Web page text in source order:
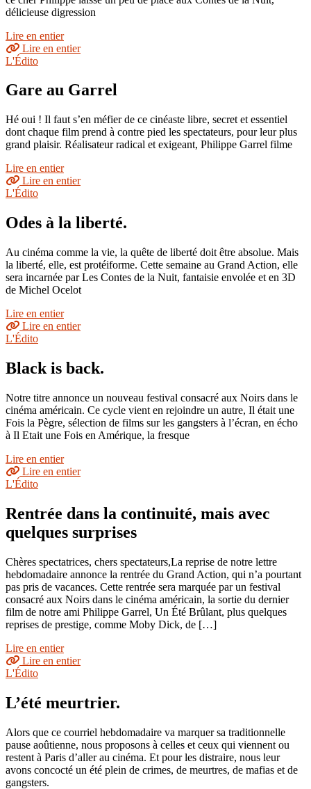
délicieuse digression
Lire en entier
Lire en entier
L'Édito
Gare au Garrel
Hé oui ! Il faut s’en méfier de ce cinéaste libre, secret et essentiel
dont chaque film prend à contre pied les spectateurs, pour leur plus
grand plaisir. Réalisateur radical et exigeant, Philippe Garrel filme
Lire en entier
Lire en entier
L'Édito
Odes à la liberté.
Au cinéma comme la vie, la quête de liberté doit être absolue. Mais
la liberté, elle, est protéiforme. Cette semaine au Grand Action, elle
sera incarnée par Les Contes de la Nuit, fantaisie envolée et en 3D
de Michel Ocelot
Lire en entier
Lire en entier
L'Édito
Black is back.
Notre titre annonce un nouveau festival consacré aux Noirs dans le
cinéma américain. Ce cycle vient en rejoindre un autre, Il était une
Fois la Pègre, sélection de films sur les gangsters à l’écran, en écho
à Il Etait une Fois en Amérique, la fresque
Lire en entier
Lire en entier
L'Édito
Rentrée dans la continuité, mais avec
quelques surprises
Chères spectatrices, chers spectateurs,La reprise de notre lettre
hebdomadaire annonce la rentrée du Grand Action, qui n’a pourtant
pas pris de vacances. Cette rentrée sera marquée par un festival
consacré aux Noirs dans le cinéma américain, la sortie du dernier
film de notre ami Philippe Garrel, Un Été Brûlant, plus quelques
reprises de prestige, comme Moby Dick, de […]
Lire en entier
Lire en entier
L'Édito
L’été meurtrier.
Alors que ce courriel hebdomadaire va marquer sa traditionnelle
pause aoûtienne, nous proposons à celles et ceux qui viennent ou
restent à Paris d’aller au cinéma. Et pour les distraire, nous leur
avons concocté un été plein de crimes, de meurtres, de mafias et de
gangsters.